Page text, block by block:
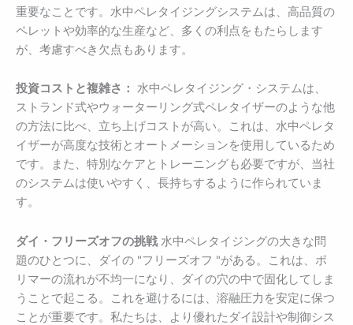
重要なことです。水中ペレタイジングシステムは、高品質の
ペレットや効率的な生産など、多くの利点をもたらします
が、考慮すべき欠点もあります。
投資コストと複雑さ： 水中ペレタイジング・システムは、
ストランド式やウォーターリング式ペレタイザーのような他
の方法に比べ、立ち上げコストが高い。これは、水中ペレタ
イザーが高度な技術とオートメーションを使用しているため
です。また、特別なケアとトレーニングも必要ですが、当社
のシステムは使いやすく、長持ちするように作られていま
す。
ダイ・フリーズオフの挑戦 水中ペレタイジングの大きな問
題のひとつに、ダイの "フリーズオフ "がある。これは、ポ
リマーの流れが不均一になり、ダイの穴の中で固化してしま
うことで起こる。これを避けるには、溶融圧力を安定に保つ
ことが重要です。私たちは、より優れたダイ設計や制御シス